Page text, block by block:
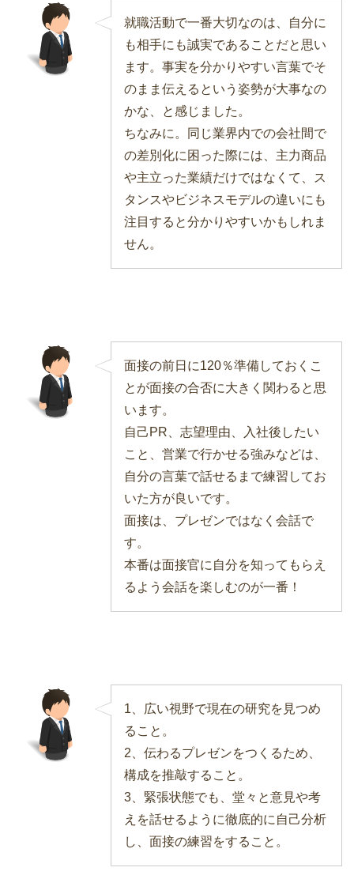
就職活動で一番大切なのは、自分に
も相手にも誠実であることだと思い
ます。事実を分かりやすい言葉でそ
のまま伝えるという姿勢が大事なの
かな、と感じました。
ちなみに。同じ業界内での会社間で
の差別化に困った際には、主力商品
や主立った業績だけではなくて、ス
タンスやビジネスモデルの違いにも
注目すると分かりやすいかもしれま
せん。
面接の前日に120％準備しておくこ
とが面接の合否に大きく関わると思
います。
自己PR、志望理由、入社後したい
こと、営業で行かせる強みなどは、
自分の言葉で話せるまで練習してお
いた方が良いです。
面接は、プレゼンではなく会話で
す。
本番は面接官に自分を知ってもらえ
るよう会話を楽しむのが一番！
1、広い視野で現在の研究を見つめ
ること。
2、伝わるプレゼンをつくるため、
構成を推敲すること。
3、緊張状態でも、堂々と意見や考
えを話せるように徹底的に自己分析
し、面接の練習をすること。